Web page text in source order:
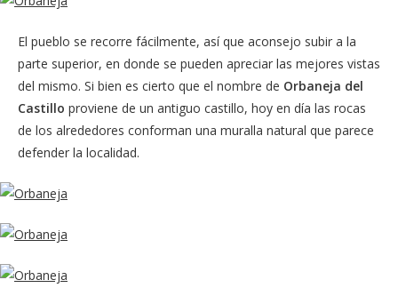
El pueblo se recorre fácilmente, así que aconsejo subir a la
parte superior, en donde se pueden apreciar las mejores vistas
del mismo. Si bien es cierto que el nombre de Orbaneja del
Castillo proviene de un antiguo castillo, hoy en día las rocas
de los alrededores conforman una muralla natural que parece
defender la localidad.